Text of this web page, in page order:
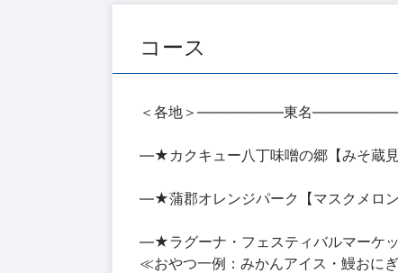
コース
＜各地＞――――――東名
―★カクキュー八丁味噌の郷【みそ蔵
―★蒲郡オレンジパーク【マスクメロン
―★ラグーナ・フェスティバルマーケ
≪おやつ一例：みかんアイス・鰻おに